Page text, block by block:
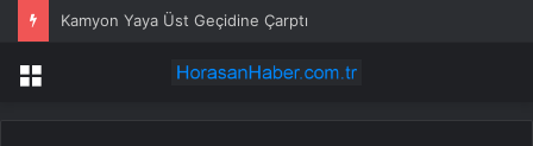
Kamyon Yaya Üst Geçidine Çarptı
Menü